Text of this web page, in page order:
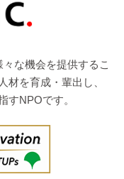
な機会を提供するこ
材を育成・輩出し、
すNPOです。